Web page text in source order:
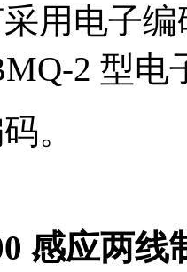
用电子
2 型电
。
感应两